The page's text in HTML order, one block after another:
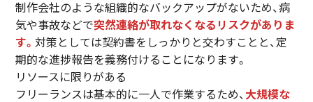
制作会社のような組織的なバックアップがないため、病
気や事故などで突然連絡が取れなくなるリスクがありま
す。対策としては契約書をしっかりと交わすことと、定
期的な進捗報告を義務付けることになります。
リソースに限りがある
フリーランスは基本的に一人で作業するため、大規模な